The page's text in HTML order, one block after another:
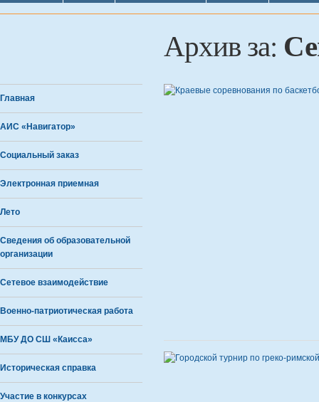
Архив за:
Главная
АИС «Навигатор»
Социальный заказ
Электронная приемная
Лето
Сведения об образовательной
организации
Сетевое взаимодействие
Военно-патриотическая работа
МБУ ДО СШ «Каисса»
Историческая справка
Участие в конкурсах